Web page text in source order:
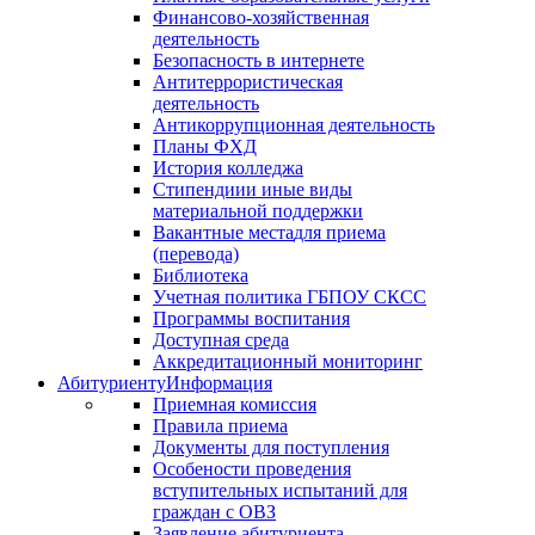
Финансово-хозяйственная
деятельность
Безопасность в интернете
Антитеррористическая
деятельность
Антикоррупционная деятельность
Планы ФХД
История колледжа
Стипендиии иные виды
материальной поддержки
Вакантные местадля приема
(перевода)
Библиотека
Учетная политика ГБПОУ СКСС
Программы воспитания
Доступная среда
Аккредитационный мониторинг
АбитуриентуИнформация
Приемная комиссия
Правила приема
Документы для поступления
Особености проведения
вступительных испытаний для
граждан с ОВЗ